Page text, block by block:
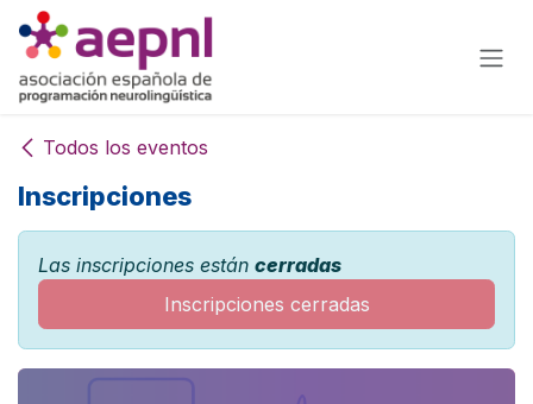
Ir al contenido
Todos los eventos
Inscripciones
Las inscripciones están cerradas
Inscripciones cerradas